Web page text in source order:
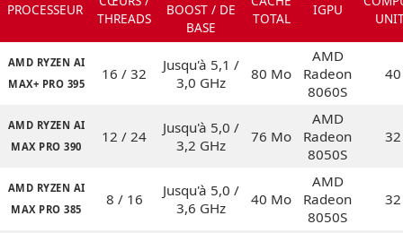
PROCESSEUR
THREADS
BOOST / DE
BASE
TOTAL
IGPU
AMD RYZEN AI
MAX+ PRO 395
16 / 32
Jusqu'à 5,1 /
3,0 GHz
80 Mo
AMD
Radeon
8060S
40
AMD RYZEN AI
MAX PRO 390
12 / 24
Jusqu'à 5,0 /
3,2 GHz
76 Mo
AMD
Radeon
8050S
32
AMD RYZEN AI
MAX PRO 385
8 / 16
Jusqu'à 5,0 /
3,6 GHz
40 Mo
AMD
Radeon
8050S
32